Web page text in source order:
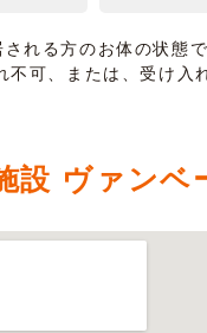
れる方のお体の状態
可、または、受け入
設 ヴァン